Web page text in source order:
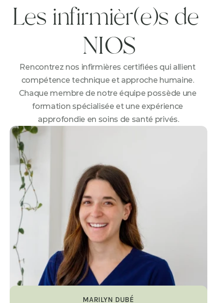
Les infirmièr(e)s de
NIOS
Rencontrez nos infirmières certifiées qui allient
compétence technique et approche humaine.
Chaque membre de notre équipe possède une
formation spécialisée et une expérience
approfondie en soins de santé privés.
MARILYN DUBÉ